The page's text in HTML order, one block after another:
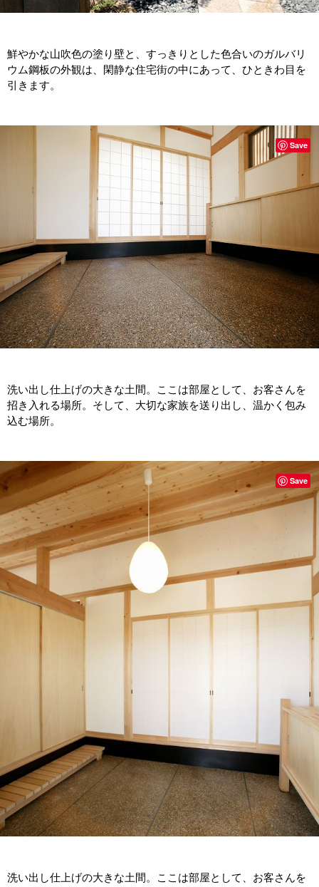
鮮やかな山吹色の塗り壁と、すっきりとした色合いのガルバリ
ウム鋼板の外観は、閑静な住宅街の中にあって、ひときわ目を
引きます。
洗い出し仕上げの大きな土間。ここは部屋として、お客さんを
招き入れる場所。そして、大切な家族を送り出し、温かく包み
込む場所。
Save
洗い出し仕上げの大きな土間。ここは部屋として、お客さんを
Save